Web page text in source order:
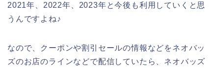
2021年、2022年、2023年と今後も利用していくと思
うんですよね♪
なので、クーポンや割引セールの情報などをネオバッ
ズのお店のラインなどで配信していたら、ネオバッズ